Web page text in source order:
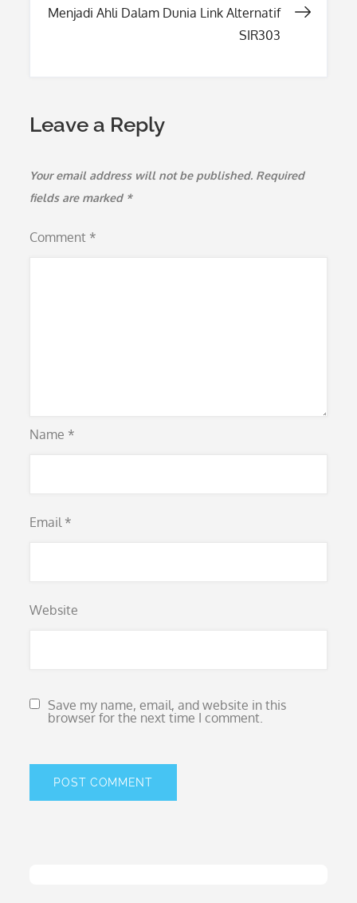
Menjadi Ahli Dalam Dunia Link Alternatif
SIR303
Leave a Reply
Your email address will not be published. Required
fields are marked *
Comment *
Name *
Email *
Website
Save my name, email, and website in this
browser for the next time I comment.